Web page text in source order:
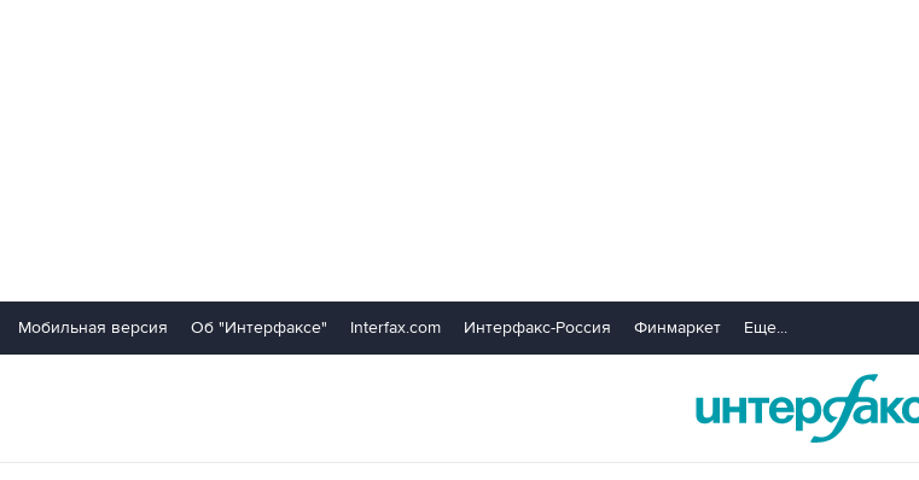
Мобильная версия Об "Интерфаксе" Interfax.com Интерфакс-Россия Финмаркет Еще...